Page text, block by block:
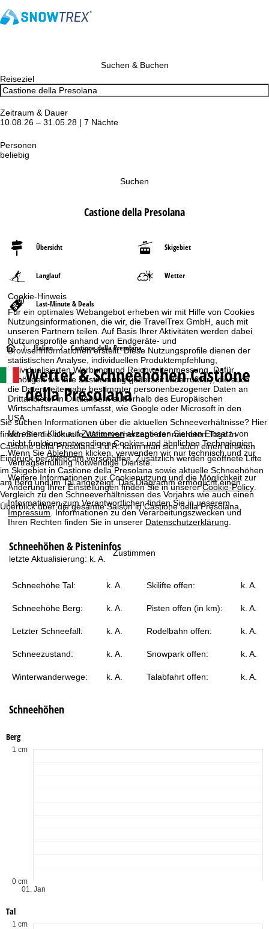
Cookie-Hinweis
Für ein optimales Webangebot erheben wir mit Hilfe von Cookies
Nutzungsinformationen, die wir, die TravelTrex GmbH, auch mit
unseren Partnern teilen. Auf Basis Ihrer Aktivitäten werden dabei
Nutzungsprofile anhand von Endgeräte- und
Browserinformationen erstellt. Diese Nutzungsprofile dienen der
statistischen Analyse, individuellen Produktempfehlung,
individualisierten Werbung und Reichweitenmessung. Dafür
benötigen wir Ihre Zustimmung (jederzeit widerrufbar), die auch
die Datenweitergabe bestimmter personenbezogener Daten an
Drittanbieter in Drittländern außerhalb des Europäischen
Wirtschaftsraumes umfasst, wie Google oder Microsoft in den
USA.
Mit einem Klick aufZustimmenakzeptieren Sie den Einsatz von
nicht funktionsnotwendigen Cookies und ähnlichen Technologien.
Wenn SieAblehnen klicken, verwenden wir nur technisch und zur
Vertragserfüllung notwendige Dienste.
Weitere Informationen zur Cookienutzung und die Möglichkeit zur
Änderung Ihrer Einstellungen finden Sie in unsererCookie-Policy
Informationen zum Verantwortlichen finden Sie in unserem
Impressum. Informationen zu den Verarbeitungszwecken und
Ihren Rechten finden Sie in unserer Datenschutzerklärung
Zustimmen
Suchen & Buchen
Reiseziel
Zeitraum & Dauer
10.08.26 – 31.05.28 | 7 Nächte
Personen
beliebig
Suchen
Castione della Presolana
Übersicht Skigebiet
Langlauf Wetter
Last-Minute & Deals
S
t
a
r
t
s
e
i
t
Italien Castione della Presolana
Wetter & Schneehöhen Castione
della Presolana
Sie suchen Informationen über die aktuellen Schneeverhältnisse? Hier
finden Sie die aktuelle Wettervorhersage der nächsten Tage in
Castione della Presolana. I.d.R. kann man sich auch einen direkten
Eindruck per Webcam verschaffen. Zusätzlich werden geöffnete Lifte
im Skigebiet in Castione della Presolana sowie aktuelle Schneehöhen
am Berg und im Tal angezeigt. Das Diagramm ermöglicht einen
Vergleich zu den Schneeverhältnissen des Vorjahrs wie auch einen
Überblick über die gesamte Saison in Castione della Presolana.
Schneehöhen & Pisteninfos
letzte Aktualisierung: k. A.
Schneehöhe Tal: k. A. Skilifte offen: k. A.
Schneehöhe Berg: k. A. Pisten offen (in km): k. A.
Letzter Schneefall: k. A. Rodelbahn offen: k. A.
Schneezustand: k. A. Snowpark offen: k. A.
Winterwanderwege: k. A. Talabfahrt offen: k. A.
Schneehöhen
Berg
01. Jan
0 cm
1 cm
Tal
1 cm